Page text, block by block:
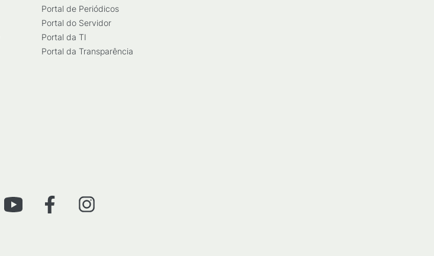
Portal de Periódicos
Portal do Servidor
Portal da TI
Portal da Transparência